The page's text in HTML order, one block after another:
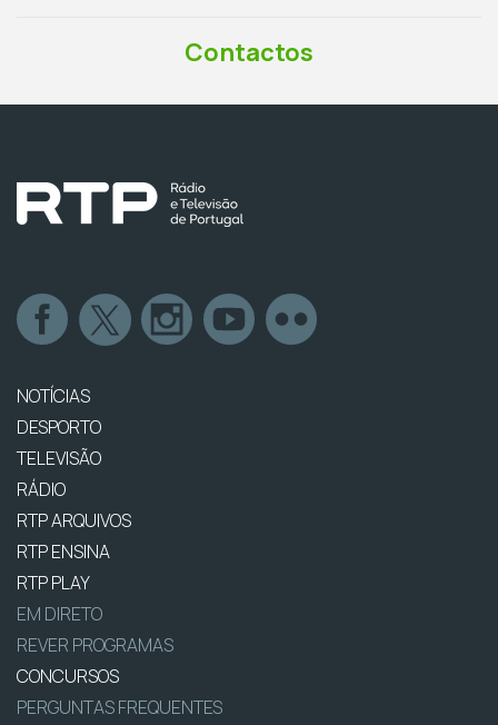
Contactos
NOTÍCIAS
DESPORTO
TELEVISÃO
RÁDIO
RTP ARQUIVOS
RTP ENSINA
RTP PLAY
EM DIRETO
REVER PROGRAMAS
CONCURSOS
PERGUNTAS FREQUENTES